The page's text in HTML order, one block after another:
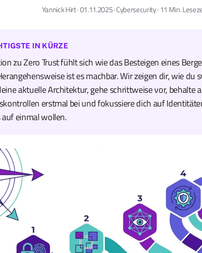
Yannick Hirt · 01.11.2025 · Cybersecurity · 11 Min.
IN KÜRZE
zu Zero Trust fühlt sich wie das Besteigen eines
ist es machbar. Wir zeigen dir, wie du
aktuelle Architektur, gehe schrittweise vor, behalte
erstmal bei und fokussiere dich auf
einmal wollen.